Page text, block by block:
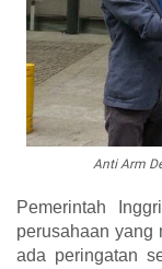
Anti Arm
Pemerintah
perusahaan yang
ada peringatan